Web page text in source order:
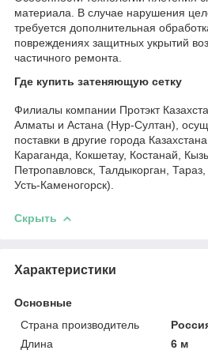
материала. В случае нарушения
требуется дополнительная
повреждениях защитных укрытий
частичного ремонта.
Где купить затеняющую сетку
Филиалы компании Протэкт
Алматы и Астана (Нур-Султан),
поставки в другие города
Караганда, Кокшетау, Костанай,
Петропавловск, Талдыкорган, Тараз,
Усть-Каменогорск).
Скрыть
Характеристики
Основные
Страна производитель
Длина
6 м